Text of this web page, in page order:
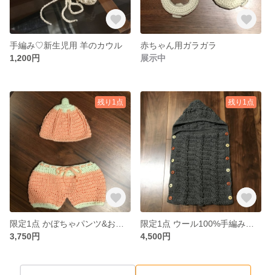
手編み♡新生児用 羊のカウル
1,200円
赤ちゃん用ガラガラ
展示中
残り1点
3,750円
残り1点
4,500円